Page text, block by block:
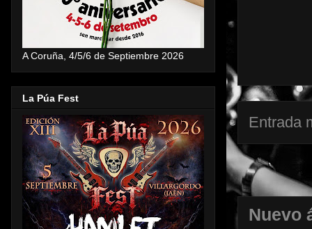
Entrada
Nuevo
A Coruña, 4/5/6 de Septiembre 2026
La Púa Fest